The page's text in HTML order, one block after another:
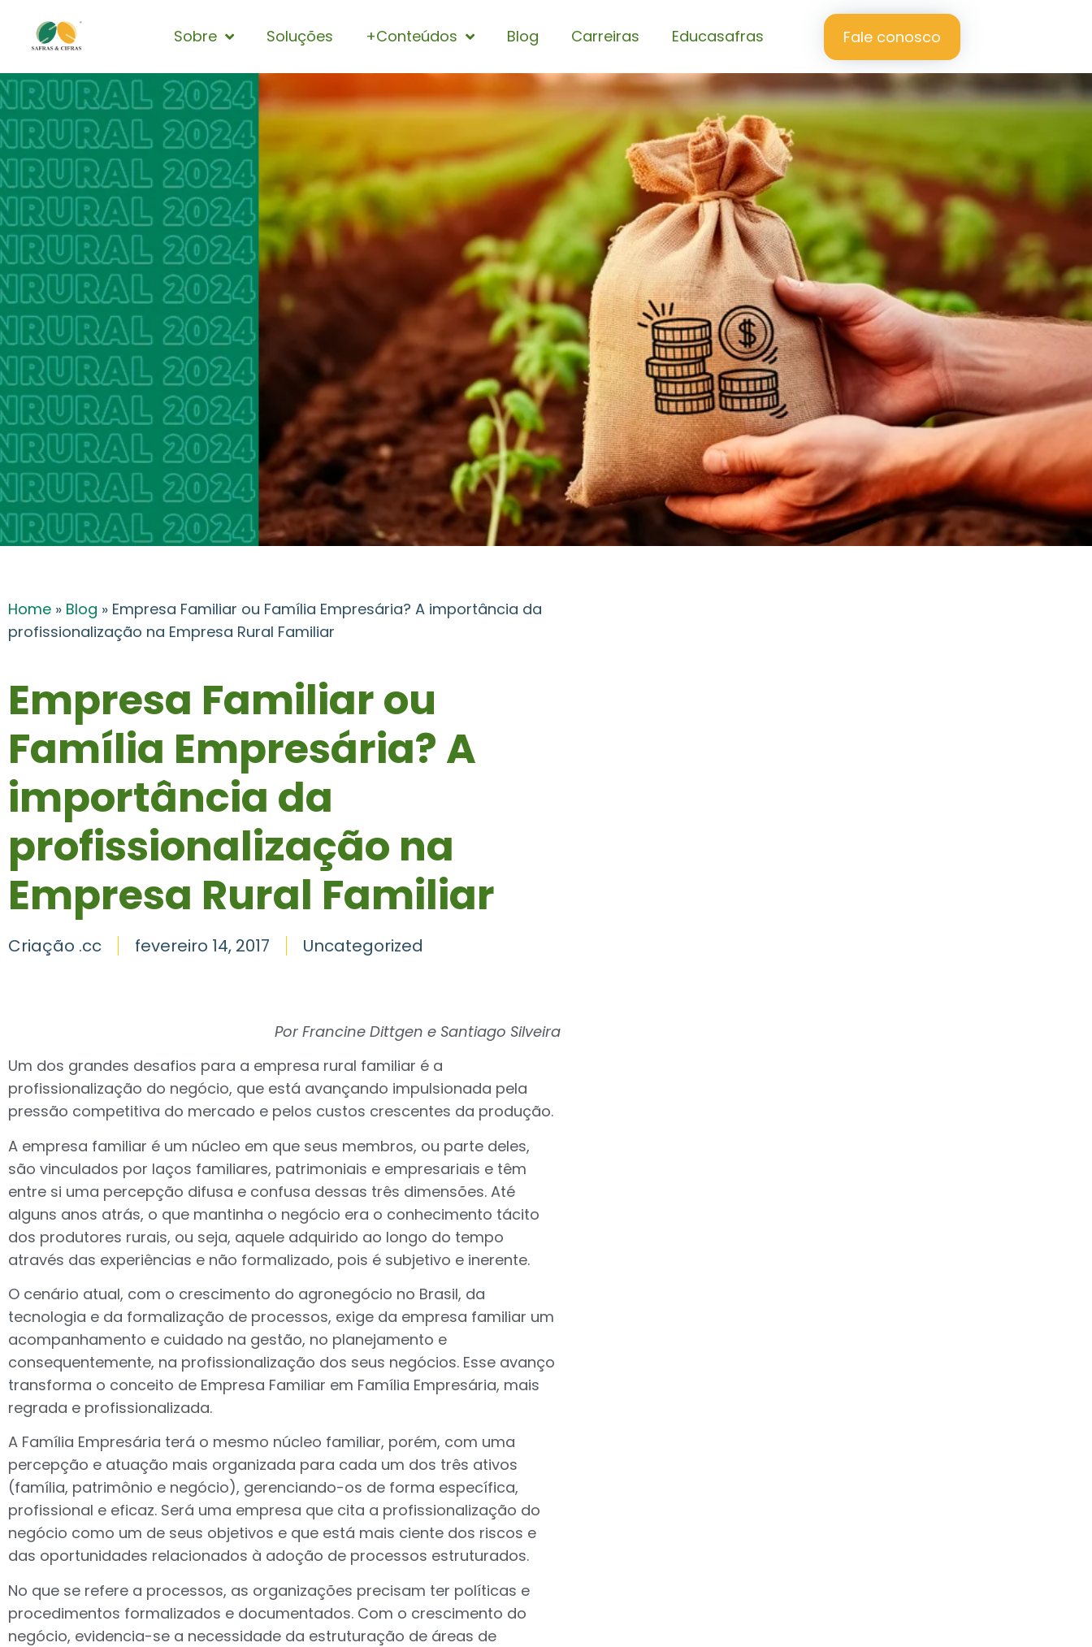
Sobre Soluções +Conteúdos Blog Carreiras Educasafras Fale conosco
Home » Blog » Empresa Familiar ou Família Empresária? A importância da
profissionalização na Empresa Rural Familiar
Empresa Familiar ou
Família Empresária? A
importância da
profissionalização na
Empresa Rural Familiar
Criação .cc fevereiro 14, 2017 Uncategorized
Por Francine Dittgen e Santiago Silveira
Um dos grandes desafios para a empresa rural familiar é a
profissionalização do negócio, que está avançando impulsionada pela
pressão competitiva do mercado e pelos custos crescentes da produção.
A empresa familiar é um núcleo em que seus membros, ou parte deles,
são vinculados por laços familiares, patrimoniais e empresariais e têm
entre si uma percepção difusa e confusa dessas três dimensões. Até
alguns anos atrás, o que mantinha o negócio era o conhecimento tácito
dos produtores rurais, ou seja, aquele adquirido ao longo do tempo
através das experiências e não formalizado, pois é subjetivo e inerente.
O cenário atual, com o crescimento do agronegócio no Brasil, da
tecnologia e da formalização de processos, exige da empresa familiar um
acompanhamento e cuidado na gestão, no planejamento e
consequentemente, na profissionalização dos seus negócios. Esse avanço
transforma o conceito de Empresa Familiar em Família Empresária, mais
regrada e profissionalizada.
A Família Empresária terá o mesmo núcleo familiar, porém, com uma
percepção e atuação mais organizada para cada um dos três ativos
(família, patrimônio e negócio), gerenciando-os de forma específica,
profissional e eficaz. Será uma empresa que cita a profissionalização do
negócio como um de seus objetivos e que está mais ciente dos riscos e
das oportunidades relacionados à adoção de processos estruturados.
No que se refere a processos, as organizações precisam ter políticas e
procedimentos formalizados e documentados. Com o crescimento do
negócio, evidencia-se a necessidade da estruturação de áreas de